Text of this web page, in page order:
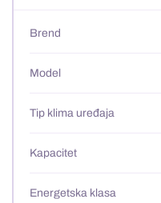
Brend
Model
Tip klima uređaja
Kapacitet
Energetska klasa